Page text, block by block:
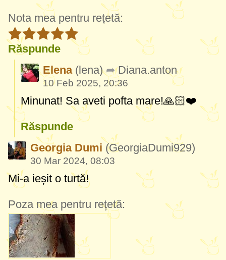
Nota mea pentru rețetă:
Răspunde
Elena (lena) Diana.anton
10 Feb 2025, 20:36
Minunat! Sa aveti pofta mare!🙏🏻❤️
Răspunde
Georgia Dumi (GeorgiaDumi929)
30 Mar 2024, 08:03
Mi-a ieșit o turtă!
Poza mea pentru rețetă: